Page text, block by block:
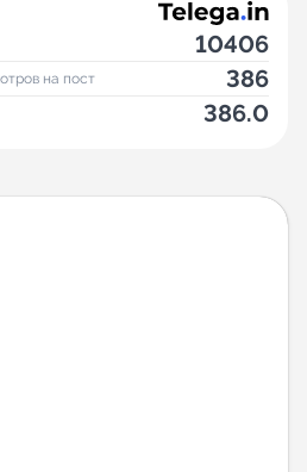
10406
на пост 386
386.0